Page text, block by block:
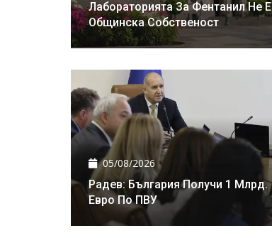
Лабораторията За Фентанил Не Е
Общинска Собственост
05/08/2026
Радев: България Получи 1 Млрд.
Евро По ПВУ